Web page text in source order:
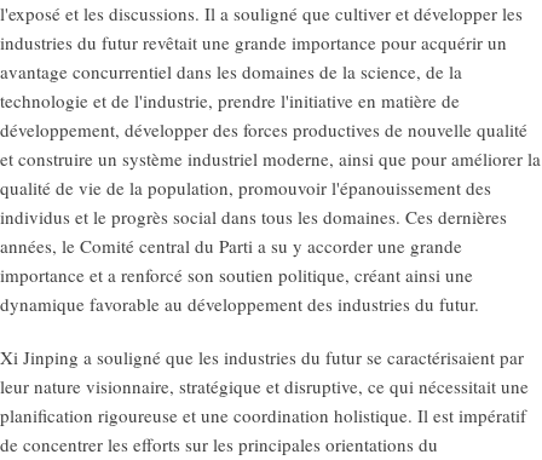
l'exposé et les discussions. Il a souligné que cultiver et développer les
industries du futur revêtait une grande importance pour acquérir un
avantage concurrentiel dans les domaines de la science, de la
technologie et de l'industrie, prendre l'initiative en matière de
développement, développer des forces productives de nouvelle qualité
et construire un système industriel moderne, ainsi que pour améliorer la
qualité de vie de la population, promouvoir l'épanouissement des
individus et le progrès social dans tous les domaines. Ces dernières
années, le Comité central du Parti a su y accorder une grande
importance et a renforcé son soutien politique, créant ainsi une
dynamique favorable au développement des industries du futur.
Xi Jinping a souligné que les industries du futur se caractérisaient par
leur nature visionnaire, stratégique et disruptive, ce qui nécessitait une
planification rigoureuse et une coordination holistique. Il est impératif
de concentrer les efforts sur les principales orientations du